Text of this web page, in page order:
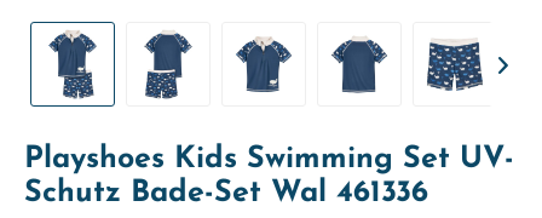
Playshoes Kids Swimming Set UV-
Schutz Bade-Set Wal 461336